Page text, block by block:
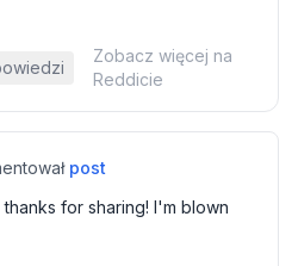
Zobacz więcej na
Reddicie
post
for sharing! I'm blown